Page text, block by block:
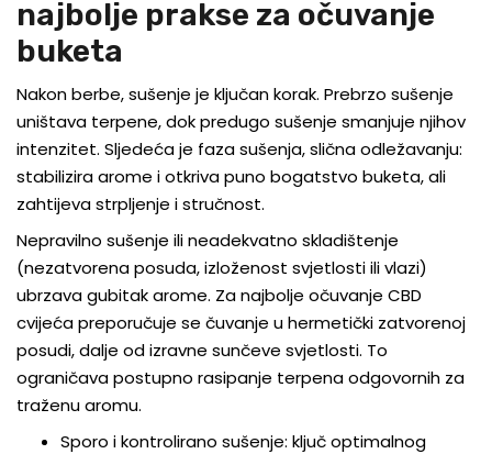
najbolje prakse za očuvanje
buketa
Nakon berbe, sušenje je ključan korak. Prebrzo sušenje
uništava terpene, dok predugo sušenje smanjuje njihov
intenzitet. Sljedeća je faza sušenja, slična odležavanju:
stabilizira arome i otkriva puno bogatstvo buketa, ali
zahtijeva strpljenje i stručnost.
Nepravilno sušenje ili neadekvatno skladištenje
(nezatvorena posuda, izloženost svjetlosti ili vlazi)
ubrzava gubitak arome. Za najbolje očuvanje CBD
cvijeća preporučuje se čuvanje u hermetički zatvorenoj
posudi, dalje od izravne sunčeve svjetlosti. To
ograničava postupno rasipanje terpena odgovornih za
traženu aromu.
Sporo i kontrolirano sušenje: ključ optimalnog